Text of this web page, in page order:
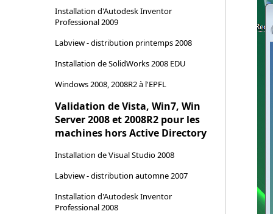
Installation d'Autodesk Inventor
Professional 2009
Labview - distribution printemps 2008
Installation de SolidWorks 2008 EDU
Windows 2008, 2008R2 à l'EPFL
Validation de Vista, Win7, Win
Server 2008 et 2008R2 pour les
machines hors Active Directory
Installation de Visual Studio 2008
Labview - distribution automne 2007
Installation d'Autodesk Inventor
Professional 2008